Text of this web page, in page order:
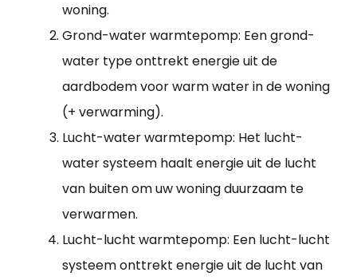
woning.
Grond-water warmtepomp: Een grond-
water type onttrekt energie uit de
aardbodem voor warm water in de woning
(+ verwarming).
Lucht-water warmtepomp: Het lucht-
water systeem haalt energie uit de lucht
van buiten om uw woning duurzaam te
verwarmen.
Lucht-lucht warmtepomp: Een lucht-lucht
systeem onttrekt energie uit de lucht van